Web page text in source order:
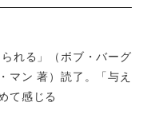
れる」（ボブ・バーグ
マン 著）読了。「与え
て感じる